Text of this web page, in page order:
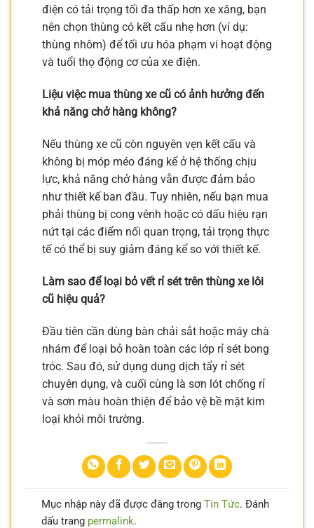
điện có tải trọng tối đa thấp hơn xe xăng, bạn
nên chọn thùng có kết cấu nhẹ hơn (ví dụ:
thùng nhôm) để tối ưu hóa phạm vi hoạt động
và tuổi thọ động cơ của xe điện.
Liệu việc mua thùng xe cũ có ảnh hưởng đến
khả năng chở hàng không?
Nếu thùng xe cũ còn nguyên vẹn kết cấu và
không bị móp méo đáng kể ở hệ thống chịu
lực, khả năng chở hàng vẫn được đảm bảo
như thiết kế ban đầu. Tuy nhiên, nếu bạn mua
phải thùng bị cong vênh hoặc có dấu hiệu rạn
nứt tại các điểm nối quan trọng, tải trọng thực
tế có thể bị suy giảm đáng kể so với thiết kế.
Làm sao để loại bỏ vết rỉ sét trên thùng xe lôi
cũ hiệu quả?
Đầu tiên cần dùng bàn chải sắt hoặc máy chà
nhám để loại bỏ hoàn toàn các lớp rỉ sét bong
tróc. Sau đó, sử dụng dung dịch tẩy rỉ sét
chuyên dụng, và cuối cùng là sơn lót chống rỉ
và sơn màu hoàn thiện để bảo vệ bề mặt kim
loại khỏi môi trường.
Mục nhập này đã được đăng trong Tin Tức. Đánh
dấu trang permalink.